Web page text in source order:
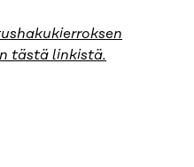
tästä linkistä.